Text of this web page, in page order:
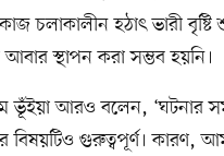
চলাকালীন হঠাৎ ভারী
আবার স্থাপন করা সম্ভব হয়নি।
ভূঁইয়া আরও বলেন, ‘ঘটনার
বিষয়টিও গুরুত্বপূর্ণ। কারণ,